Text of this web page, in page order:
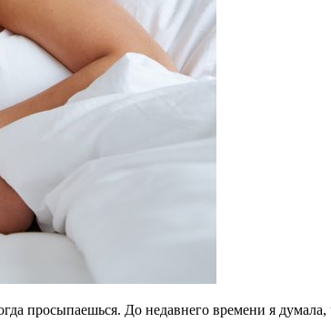
просыпаешься. До недавнего времени я